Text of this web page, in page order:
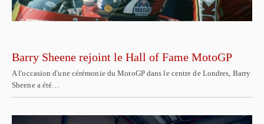
Barry Sheene rejoint le Hall of Fame MotoGP
A l'occasion d'une cérémonie du MotoGP dans le centre de Londres, Barry
Sheene a été…